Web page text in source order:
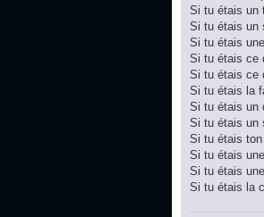
Si tu étais un
Si tu étais un
Si tu étais
Si tu étais ce
Si tu étais ce
Si tu étais la
Si tu étais un
Si tu étais un
Si tu étais
Si tu étais
Si tu étais
Si tu étais la